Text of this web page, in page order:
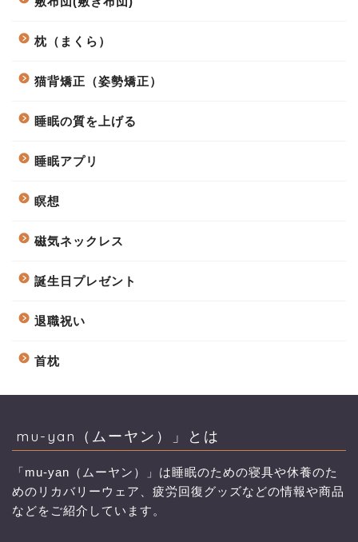
枕（まくら）
猫背矯正（姿勢矯正）
睡眠の質を上げる
睡眠アプリ
瞑想
磁気ネックレス
誕生日プレゼント
退職祝い
首枕
mu-yan（ムーヤン）」とは
「mu-yan（ムーヤン）」は睡眠のための寝具や休養のた
めのリカバリーウェア、疲労回復グッズなどの情報や商品
などをご紹介しています。